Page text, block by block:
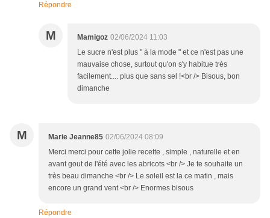
Répondre
M Mamigoz 02/06/2024 11:03
Le sucre n'est plus " à la mode " et ce n'est pas une
mauvaise chose, surtout qu'on s'y habitue très
facilement.... plus que sans sel !<br /> Bisous, bon
dimanche
M Marie Jeanne85 02/06/2024 08:09
Merci merci pour cette jolie recette , simple , naturelle et en
avant gout de l'été avec les abricots <br /> Je te souhaite un
très beau dimanche <br /> Le soleil est la ce matin , mais
encore un grand vent <br /> Enormes bisous
Répondre